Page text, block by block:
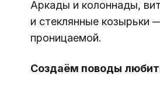
Аркады и колоннады,
и стеклянные козырьки
проницаемой.
Создаём поводы